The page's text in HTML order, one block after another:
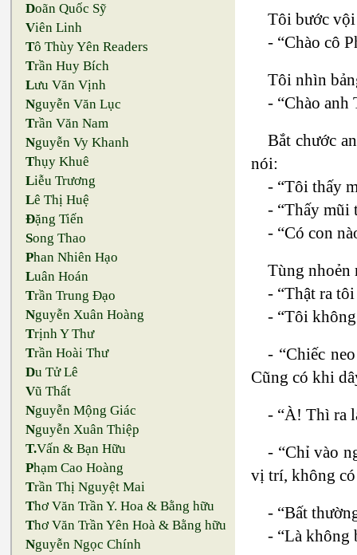
Doãn Quốc Sỹ
Viên Linh
Tô Thùy Yên Readers
Trần Huy Bích
Lưu Văn Vịnh
Nguyễn Văn Lục
Trần Văn Nam
Nguyễn Vy Khanh
Thụy Khuê
Liễu Trương
Lê Thị Huệ
Đặng Tiến
Song Thao
Phan Nhiên Hạo
Luân Hoán
Trần Trung Đạo
Nguyễn Xuân Hoàng
Trịnh Y Thư
Trần Hoài Thư
Du Tử Lê
Vũ Thất
Nguyễn Mộng Giác
Nguyễn Xuân Thiệp
T.Vấn & Bạn Hữu
Phạm Cao Hoàng
Trần Thị Nguyệt Mai
Thơ Văn Trần Y. Hoa & Bằng hữu
Thơ Văn Trần Yên Hoà & Bằng hữu
Nguyễn Ngọc Chính
Tôi bước vội
- “Chào cô
Tôi nhìn
- “Chào
Bắt chước
nói:
- “Tôi thấy
- “Thấy mũi
- “Có con
Tùng nhoẻn
- “Thật ra
- “Tôi
- “Chiếc
Cũng có khi
- “À! Thì ra
- “Chỉ vào
vị trí, không
- “Bất
- “Là không